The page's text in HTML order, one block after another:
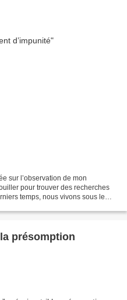
sur l’observation de mon
pour trouver des recherches
temps, nous vivons sous le
présomption